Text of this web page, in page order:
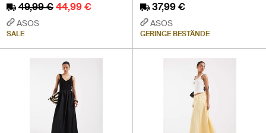
49,99 €44,99 €
ASOS
SALE
37,99 €
ASOS
GERINGE BESTÄNDE